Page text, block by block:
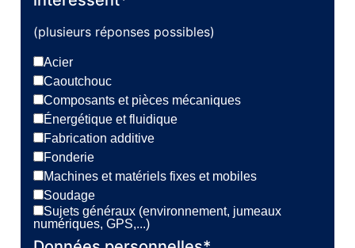
(plusieurs réponses possibles)
Acier
Caoutchouc
Composants et pièces mécaniques
Énergétique et fluidique
Fabrication additive
Fonderie
Machines et matériels fixes et mobiles
Soudage
Sujets généraux (environnement, jumeaux
numériques, GPS,...)